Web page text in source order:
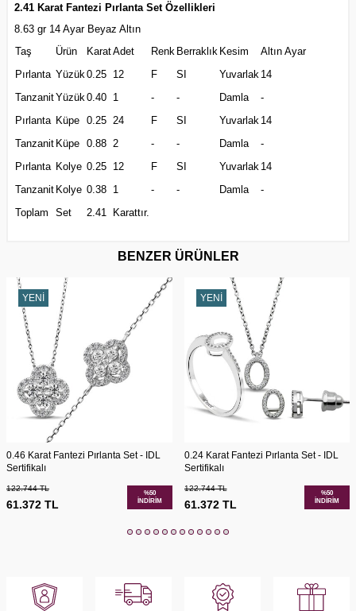
2.41 Karat Fantezi Pırlanta Set Özellikleri
8.63 gr 14 Ayar Beyaz Altın
Taş
Ürün KaratAdet Renk Berraklık Kesim
Altın Ayar
Pırlanta Yüzük 0.25 12 F SI Yuvarlak 14
TanzanitYüzük 0.40 1 - - Damla
-
Pırlanta Küpe 0.25 24 F SI Yuvarlak 14
Tanzanit Küpe 0.88 2 - - Damla
-
Pırlanta Kolye 0.25 12 F SI Yuvarlak 14
Tanzanit Kolye 0.38 1 - - Damla
-
Toplam
Set 2.41 Karattır.
BENZER ÜRÜNLER
YENI
0.46 Karat Fantezi Pırlanta Set - IDL
Sertifikalı
122.744TL
61.372 TL
%50
İNDIRIM
YENI
0.24 Karat Fantezi Pırlanta Set - IDL
Sertifikalı
122.744TL
61.372TL
%50
İNDIRIM